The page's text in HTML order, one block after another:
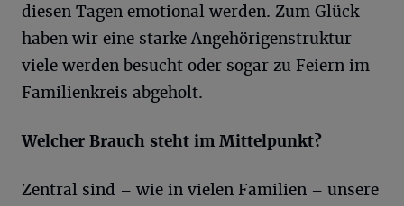
diesen Tagen emotional werden. Zum Glück
haben wir eine starke Angehörigenstruktur –
viele werden besucht oder sogar zu Feiern im
Familienkreis abgeholt.
Welcher Brauch steht im Mittelpunkt?
Zentral sind – wie in vielen Familien – unsere